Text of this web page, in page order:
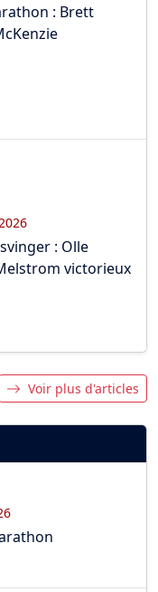
: Brett
: Olle
victorieux
Voir plus d'articles